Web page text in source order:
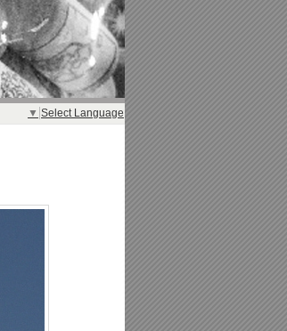
Select Language
▼